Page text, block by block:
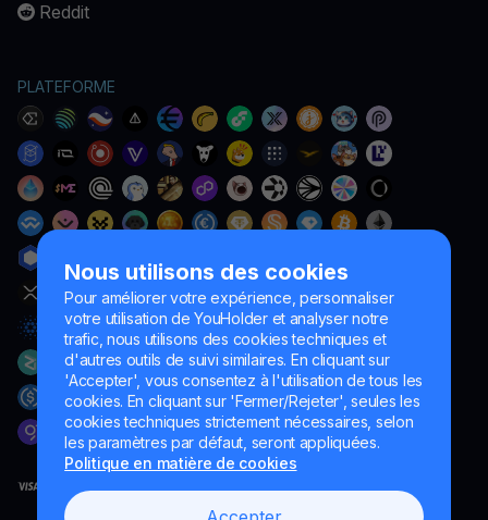
Nous utilisons des cookies
Pour améliorer votre expérience, personnaliser
votre utilisation de YouHolder et analyser notre
trafic, nous utilisons des cookies techniques et
d'autres outils de suivi similaires. En cliquant sur
'Accepter', vous consentez à l'utilisation de tous les
cookies. En cliquant sur 'Fermer/Rejeter', seules les
cookies techniques strictement nécessaires, selon
les paramètres par défaut, seront appliquées.
Politique en matière de cookies
Reddit
PLATEFORME